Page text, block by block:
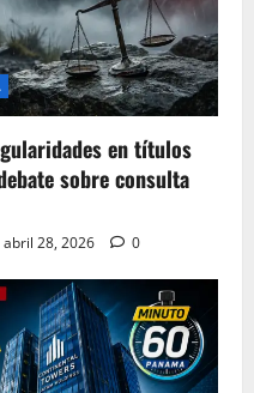
en títulos
sobre consulta
abril 28, 2026 0